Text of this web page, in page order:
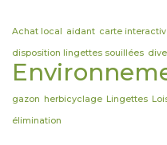
Achat local aidant carte
disposition lingettes souillées
gazon herbicyclage Lingettes
élimination